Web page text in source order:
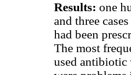
Results: one
and three
had been
The most
used antibiotic